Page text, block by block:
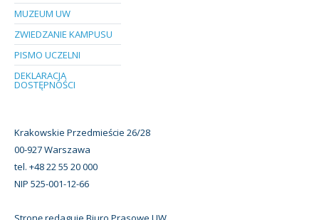
MUZEUM UW
ZWIEDZANIE KAMPUSU
PISMO UCZELNI
DEKLARACJA
DOSTĘPNOŚCI
Krakowskie Przedmieście 26/28
00-927 Warszawa
tel. +48 22 55 20 000
NIP 525-001-12-66